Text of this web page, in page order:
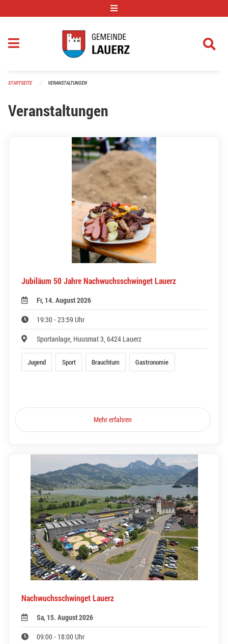
STARTSEITE VERANSTALTUNGEN
Veranstaltungen
Jubiläum 50 Jahre Nachwuchsschwinget Lauerz
Fr, 14. August 2026
19:30 - 23:59 Uhr
Sportanlage, Huusmat 3, 6424 Lauerz
Jugend Sport Brauchtum Gastronomie
Mehr erfahren
Nachwuchsschwinget Lauerz
Sa, 15. August 2026
09:00 - 18:00 Uhr